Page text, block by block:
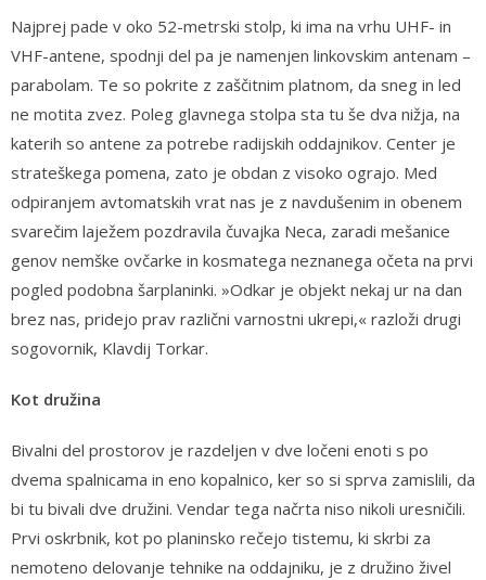
Najprej pade v oko 52-metrski stolp, ki ima na vrhu UHF- in
VHF-antene, spodnji del pa je namenjen linkovskim antenam –
parabolam. Te so pokrite z zaščitnim platnom, da sneg in led
ne motita zvez. Poleg glavnega stolpa sta tu še dva nižja, na
katerih so antene za potrebe radijskih oddajnikov. Center je
strateškega pomena, zato je obdan z visoko ograjo. Med
odpiranjem avtomatskih vrat nas je z navdušenim in obenem
svarečim laježem pozdravila čuvajka Neca, zaradi mešanice
genov nemške ovčarke in kosmatega neznanega očeta na prvi
pogled podobna šarplaninki. »Odkar je objekt nekaj ur na dan
brez nas, pridejo prav različni varnostni ukrepi,« razloži drugi
sogovornik, Klavdij Torkar.
Kot družina
Bivalni del prostorov je razdeljen v dve ločeni enoti s po
dvema spalnicama in eno kopalnico, ker so si sprva zamislili, da
bi tu bivali dve družini. Vendar tega načrta niso nikoli uresničili.
Prvi oskrbnik, kot po planinsko rečejo tistemu, ki skrbi za
nemoteno delovanje tehnike na oddajniku, je z družino živel